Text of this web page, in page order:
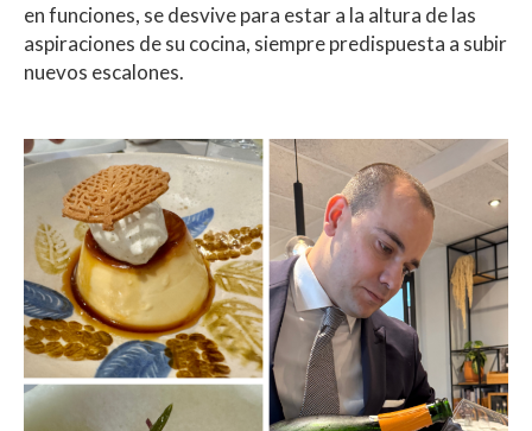
en funciones, se desvive para estar a la altura de las
aspiraciones de su cocina, siempre predispuesta a subir
nuevos escalones.